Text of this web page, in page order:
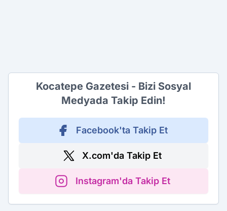
Kocatepe Gazetesi - Bizi Sosyal
Medyada Takip Edin!
Facebook'ta Takip Et
X.com'da Takip Et
Instagram'da Takip Et